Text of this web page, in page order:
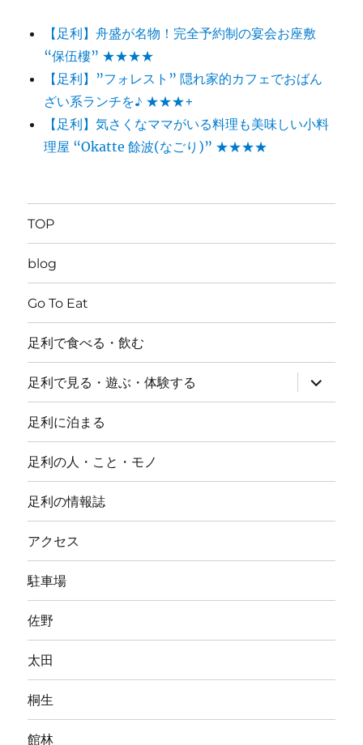
【足利】舟盛が名物！完全予約制の宴会お座敷
“保伍樓” ★★★★
【足利】”フォレスト” 隠れ家的カフェでおばん
ざい系ランチを♪ ★★★+
【足利】気さくなママがいる料理も美味しい小料
理屋 “Okatte 餘波(なごり)” ★★★★
TOP
blog
Go To Eat
足利で食べる・飲む
足利で見る・遊ぶ・体験する
ブ
メ
ー
開
足利に泊まる
足利の人・こと・モノ
足利の情報誌
アクセス
駐車場
佐野
太田
桐生
館林